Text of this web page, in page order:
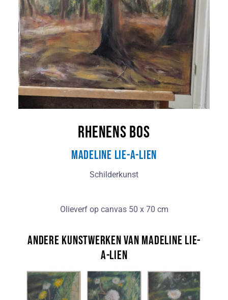
Rhenens bos
Madeline Lie-A-Lien
Schilderkunst
Olieverf op canvas 50 x 70 cm
Andere kunstwerken van Madeline Lie-
A-Lien